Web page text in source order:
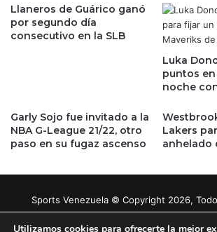
Llaneros de Guárico ganó
por segundo día
consecutivo en la SLB
Luka
puntos
noche
Garly Sojo fue invitado a la
NBA G-League 21/22, otro
paso en su fugaz ascenso
Lakers
anhelado
Sports Venezuela © Copyright 2026,
Utilizamos cookies para ofrecerte la mejor